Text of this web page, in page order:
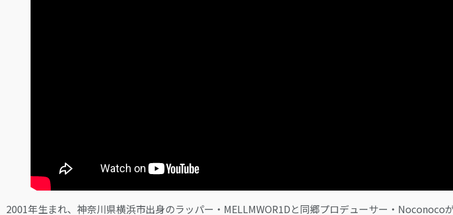
2001年生まれ、神奈川県横浜市出身のラッパー・MELLMWOR1Dと同郷プロデューサー・Noconoco